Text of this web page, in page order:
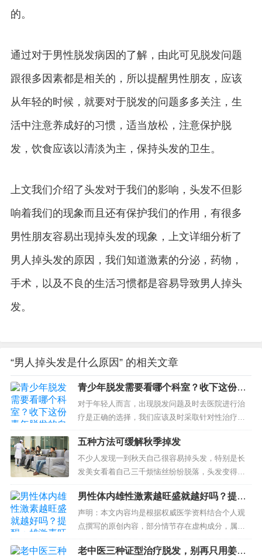
的。
通过对于男性脱发病因的了解，由此可见脱发问题
跟很多因素都是相关的，所以提醒男性朋友，应该
从年轻的时候，就要对于脱发的问题多多关注，生
活中注意养成好的习惯，适当放松，注意保护脱
发，饮食应该以清淡为主，保持头发的卫生。
上文我们介绍了头发对于我们的影响，头发不但影
响着我们的现象而且还有保护我们的作用，有很多
男性朋友容易出现掉头发的现象，上文详细分析了
男人掉头发的原因，我们知道激素的分泌，药物，
手术，以及不良的生活习惯都是容易导致男人掉头
发。
“男人掉头发是什么原因” 的相关文章
青少年脱发需要看哪个科室？收下这份青
年脱发的自救指南
对于年轻人而言，出现脱发问题及时去医院进行治
疗是正确的选择，我们应该及时采取针对性治疗才
能避免脱发加剧，但也有很多人并不了解脱发属于
哪一个诊室，在这里我们就来为大家解答青少年脱
发要看哪一科才...
五种方法可缓解秋季掉发
不少人发现一到秋天自己很容易掉头发，特别是长
发美女看着自己三千烦恼丝纷纷脱落，头发变得稀
疏，很是忧愁。这是什么原因呢？对此，江苏省中
西医结合医院皮肤科主任中医师陶迪生来为大家说
一说。...
男性体内雄性激素越旺盛就越好吗？提
醒：雄激素旺盛或导致脱发
声明：本文内容均是根据权威医学资料结合个人观
点撰写的原创内容，部分情节存在虚构成分，属于
艺术加工。喜欢点一下关注，方便您随时查阅一系
列优质健康文章。 张先生最近很苦恼，明明自己才
老中医三种证型治疗脱发，别再只用姜水